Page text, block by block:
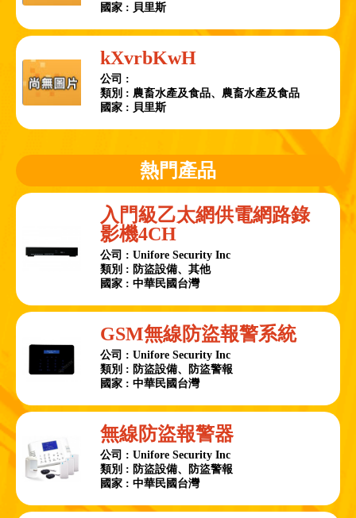
國家 : 貝里斯
kXvrbKwH
公司 :
類別 : 農畜水產及食品、農畜水產及食品
國家 : 貝里斯
熱門產品
入門級乙太網供電網路錄
影機4CH
公司 : Unifore Security Inc
類別 : 防盜設備、其他
國家 : 中華民國台灣
GSM無線防盜報警系統
公司 : Unifore Security Inc
類別 : 防盜設備、防盜警報
國家 : 中華民國台灣
無線防盜報警器
公司 : Unifore Security Inc
類別 : 防盜設備、防盜警報
國家 : 中華民國台灣